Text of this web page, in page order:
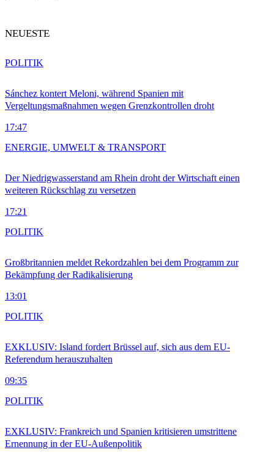
NEUESTE
Sánchez kontert Meloni, während Spanien mit
Vergeltungsmaßnahmen wegen Grenzkontrollen droht
17:47
POLITIK
Der Niedrigwasserstand am Rhein droht der Wirtschaft einen
weiteren Rückschlag zu versetzen
17:21
ENERGIE, UMWELT & TRANSPORT
Großbritannien meldet Rekordzahlen bei dem Programm zur
Bekämpfung der Radikalisierung
13:01
POLITIK
EXKLUSIV: Island fordert Brüssel auf, sich aus dem EU-
Referendum herauszuhalten
09:35
POLITIK
EXKLUSIV: Frankreich und Spanien kritisieren umstrittene
Ernennung in der EU-Außenpolitik
POLITIK